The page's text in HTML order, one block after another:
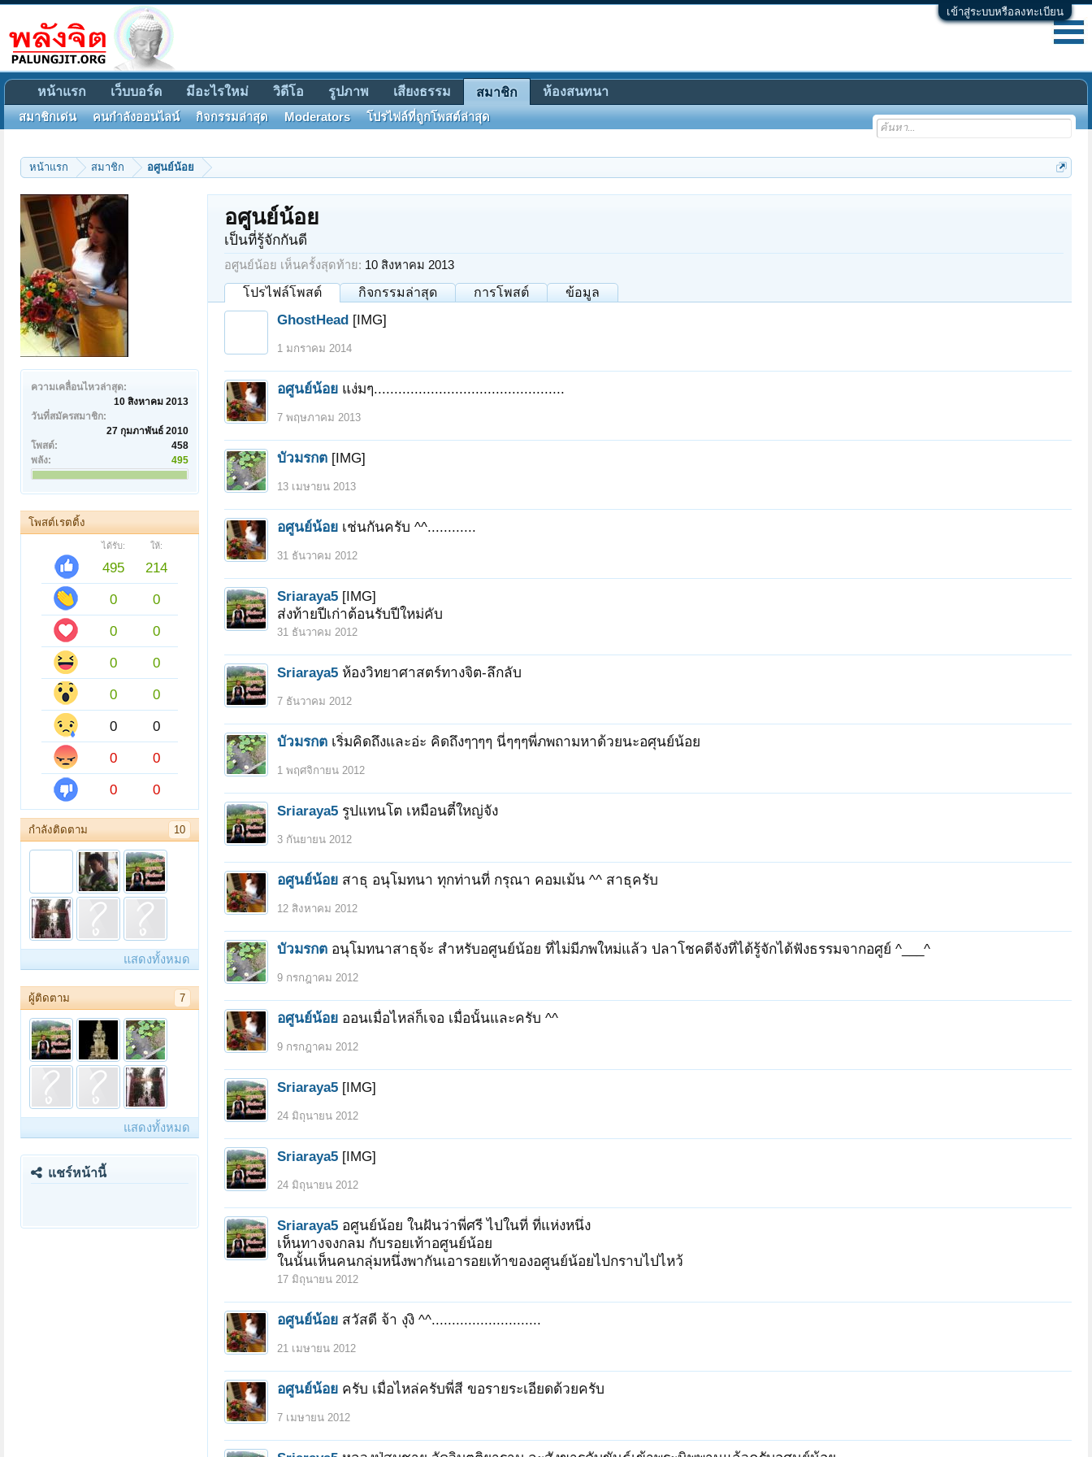
เข้าสู่ระบบหรือลงทะเบียน
หน้าแรก สมาชิก อศูนย์น้อย
ความเคลื่อนไหวล่าสุด:
10 สิงหาคม 2013
วันที่สมัครสมาชิก:
27 กุมภาพันธ์ 2010
โพสต์:
458
พลัง:
495
โพสต์เรตติ้ง
ได้รับ: ให้:
495
214
0
0
0
0
0
0
0
0
0
0
0
0
0
0
กำลังติดตาม 10
GhostHeadgatsby_utSriaraya5
แสดงทั้งหมด
ผู้ติดตาม 7
แสดงทั้งหมด
แชร์หน้านี้
อศูนย์น้อย
เป็นที่รู้จักกันดี
อศูนย์น้อย เห็นครั้งสุดท้าย: 10 สิงหาคม 2013
โปรไฟล์โพสต์ กิจกรรมล่าสุด การโพสต์ ข้อมูล
GhostHead [IMG]
1 มกราคม 2014
อศูนย์น้อย แง่มๆ...............................................
7 พฤษภาคม 2013
บัวมรกต [IMG]
13 เมษายน 2013
อศูนย์น้อย เช่นกันครับ ^^............
31 ธันวาคม 2012
Sriaraya5 [IMG]
ส่งท้ายปีเก่าต้อนรับปีใหม่คับ
31 ธันวาคม 2012
Sriaraya5 ห้องวิทยาศาสตร์ทางจิต-ลึกลับ
7 ธันวาคม 2012
บัวมรกต เริ่มคิดถึงและอ่ะ คิดถึงๆๅๆๆ นี่ๆๆๆพี่ภพถามหาด้วยนะอศุนย์น้อย
1 พฤศจิกายน 2012
Sriaraya5 รูปแทนโต เหมือนตี๋ใหญ่จัง
3 กันยายน 2012
อศูนย์น้อย สาธุ อนุโมทนา ทุกท่านที่ กรุณา คอมเม้น ^^ สาธุครับ
12 สิงหาคม 2012
บัวมรกต อนุโมทนาสาธุจ้ะ สำหรับอศูนย์น้อย ที่ไม่มีภพใหม่แล้ว ปลาโชคดีจังที่ได้รู้จักได้ฟังธรรมจากอศูย์ ^___^
9 กรกฎาคม 2012
อศูนย์น้อย ออนเมื่อไหล่ก็เจอ เมื่อนั้นและครับ ^^
9 กรกฎาคม 2012
Sriaraya5 [IMG]
24 มิถุนายน 2012
Sriaraya5 [IMG]
24 มิถุนายน 2012
Sriaraya5 อศูนย์น้อย ในฝันว่าพี่ศรี ไปในที่ ที่แห่งหนึ่ง
เห็นทางจงกลม กับรอยเท้าอศูนย์น้อย
ในนั้นเห็นคนกลุ่มหนึ่งพากันเอารอยเท้าของอศูนย์น้อยไปกราบไปไหว้
17 มิถุนายน 2012
อศูนย์น้อย สวัสดี จ้า งุงิ ^^...........................
21 เมษายน 2012
อศูนย์น้อย ครับ เมื่อไหล่ครับพี่สี ขอรายระเอียดด้วยครับ
7 เมษายน 2012
2 3 4 5 6 ถัดไป >
หน้าแรก เว็บบอร์ด มีอะไรใหม่ วิดีโอ รูปภาพ เสียงธรรม สมาชิก
สมาชิกเด่น คนกำลังออนไลน์ กิจกรรมล่าสุด Moderators โปรไฟล์ที่ถูกโพสต์ล่าสุด
ห้องสนทนา